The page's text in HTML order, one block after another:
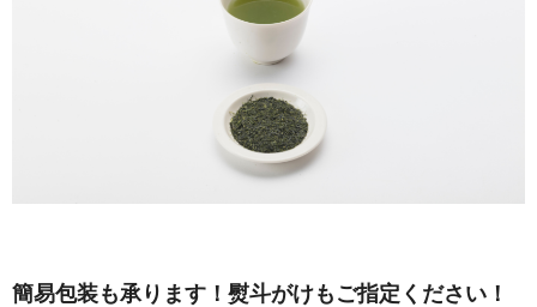
簡易包装も承ります！熨斗がけもご指定ください！